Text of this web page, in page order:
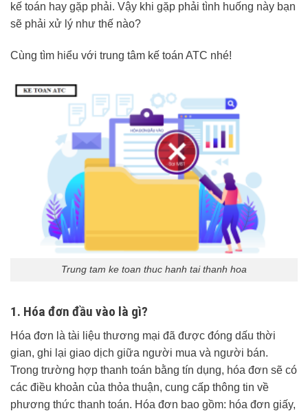
kế toán hay gặp phải. Vậy khi gặp phải tình huống này bạn
sẽ phải xử lý như thế nào?
Cùng tìm hiểu với trung tâm kế toán ATC nhé!
Trung tam ke toan thuc hanh tai thanh hoa
1. Hóa đơn đầu vào là gì?
Hóa đơn là tài liệu thương mại đã được đóng dấu thời
gian, ghi lại giao dịch giữa người mua và người bán.
Trong trường hợp thanh toán bằng tín dụng, hóa đơn sẽ có
các điều khoản của thỏa thuận, cung cấp thông tin về
phương thức thanh toán. Hóa đơn bao gồm: hóa đơn giấy,